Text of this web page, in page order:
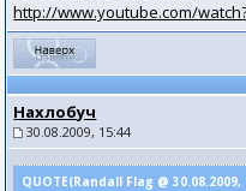
http://www.youtube.com/
Нахлобуч
30.08.2009, 15:44
QUOTE(Randall Flag @